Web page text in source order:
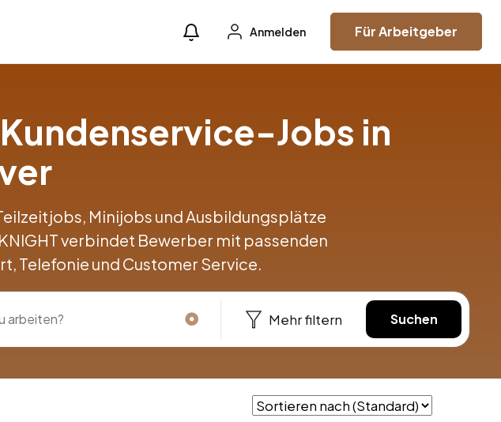
Anmelden Für Arbeitgeber
Jobs in
Minijobs und Ausbildungsplätze
verbindet Bewerber mit passenden
Telefonie und Customer Service.
Mehr filtern Suchen